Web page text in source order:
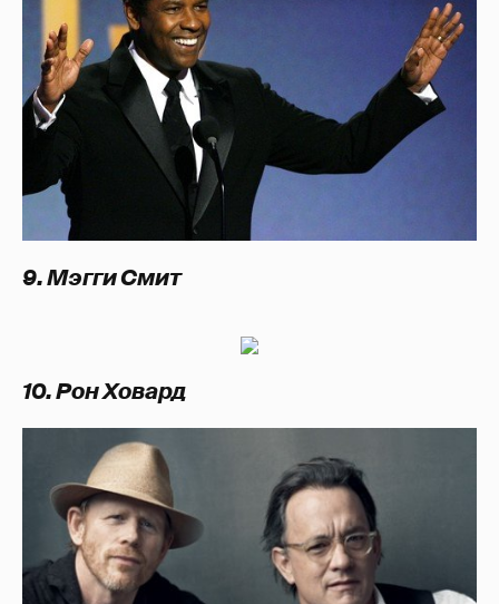
9. Мэгги Смит
10. Рон Ховард